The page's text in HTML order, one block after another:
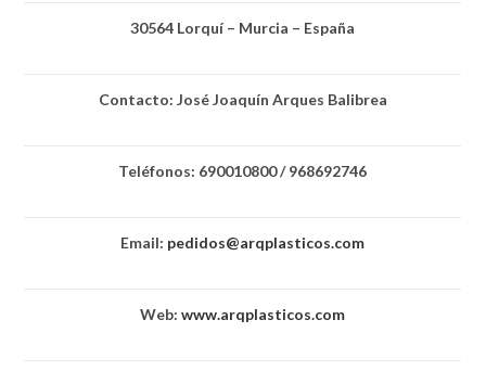
30564 Lorquí – Murcia – España
Contacto: José Joaquín Arques Balibrea
Teléfonos: 690010800 / 968692746
Email: pedidos@arqplasticos.com
Web:www.arqplasticos.com